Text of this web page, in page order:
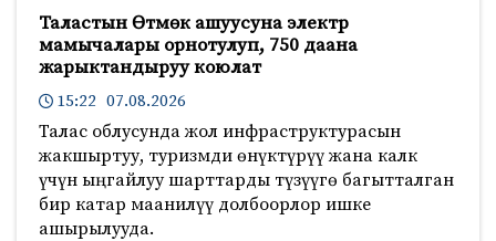
Таластын Өтмөк ашуусуна электр
мамычалары орнотулуп, 750 даана
жарыктандыруу коюлат
15:22 07.08.2026
Талас облусунда жол инфраструктурасын
жакшыртуу, туризмди өнүктүрүү жана калк
үчүн ыңгайлуу шарттарды түзүүгө багытталган
бир катар маанилүү долбоорлор ишке
ашырылууда.